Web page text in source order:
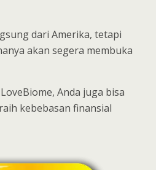
dari Amerika, tetapi
akan segera membuka
Anda juga bisa
kebebasan finansial